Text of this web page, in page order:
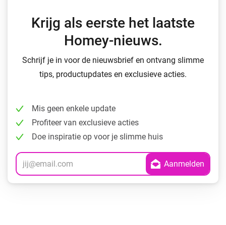
Krijg als eerste het laatste
Homey-nieuws.
Schrijf je in voor de nieuwsbrief en ontvang slimme
tips, productupdates en exclusieve acties.
Mis geen enkele update
Profiteer van exclusieve acties
Doe inspiratie op voor je slimme huis